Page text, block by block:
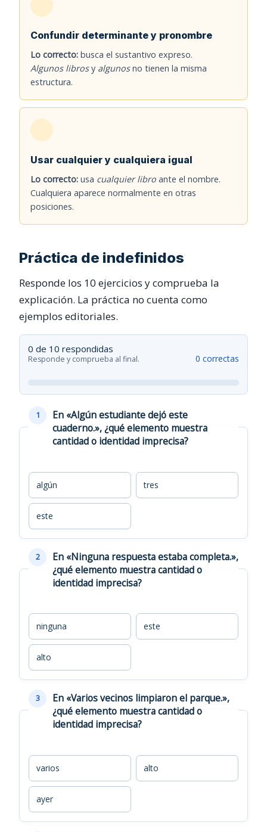
Confundir determinante y pronombre
Lo correcto: busca el sustantivo expreso.
Algunos librosy algunosno tienen la misma
estructura.
Usar cualquier y cualquiera igual
Lo correcto: usa cualquier libro ante el nombre.
Cualquiera aparece normalmente en otras
posiciones.
Práctica de indefinidos
Responde los 10 ejercicios y comprueba la
explicación. La práctica no cuenta como
ejemplos editoriales.
0 de 10 respondidas
Responde y comprueba al final. 0 correctas
1
En «Algún estudiante dejó este
cuaderno.», ¿qué elemento muestra
cantidad o identidad imprecisa?
algún tres
este
2
En «Ninguna respuesta estaba completa.»,
¿qué elemento muestra cantidad o
identidad imprecisa?
ninguna este
alto
3
En «Varios vecinos limpiaron el parque.»,
¿qué elemento muestra cantidad o
identidad imprecisa?
varios alto
ayer